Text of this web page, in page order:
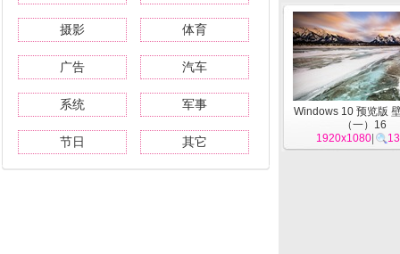
摄影 体育
广告 汽车
系统 军事
节日 其它
Windows 10 预览版
（一）16
1920x1080